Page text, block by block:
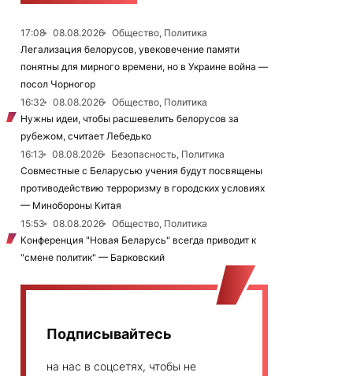
17:08 08.08.2026
Общество, Политика
Легализация белорусов, увековечение памяти
понятны для мирного времени, но в Украине война —
посол Чорногор
16:32
08.08.2026
Общество, Политика
Нужны идеи, чтобы расшевелить белорусов за
рубежом, считает Лебедько
16:13
08.08.2026
Безопасность, Политика
Совместные с Беларусью учения будут посвящены
противодействию терроризму в городских условиях
— Минобороны Китая
15:53
08.08.2026
Общество, Политика
Конференция "Новая Беларусь" всегда приводит к
"смене политик" — Барковский
Подписывайтесь
на нас в соцсетях, чтобы не